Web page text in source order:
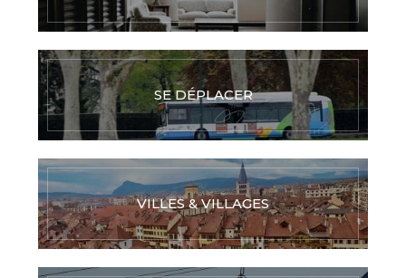
SE DÉPLACER
VILLES & VILLAGES